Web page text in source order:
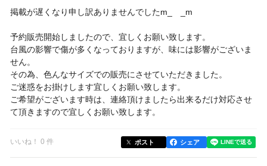
掲載が遅くなり申し訳ありませんでしたm_ _m
予約販売開始しましたので、宜しくお願い致します。
台風の影響で傷が多くなっておりますが、味には影響がございま
せん。
その為、色んなサイズでの販売にさせていただきました。
ご迷惑をお掛けします宜しくお願い致します。
ご希望がございます時は、連絡頂けましたら出来るだけ対応させ
て頂きますので宜しくお願い致します。
いいね！ 0 件 ポスト シェア